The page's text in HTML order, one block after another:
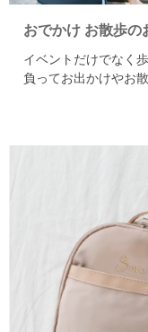
おでかけ お散歩の
イベントだけでなく
負ってお出かけやお